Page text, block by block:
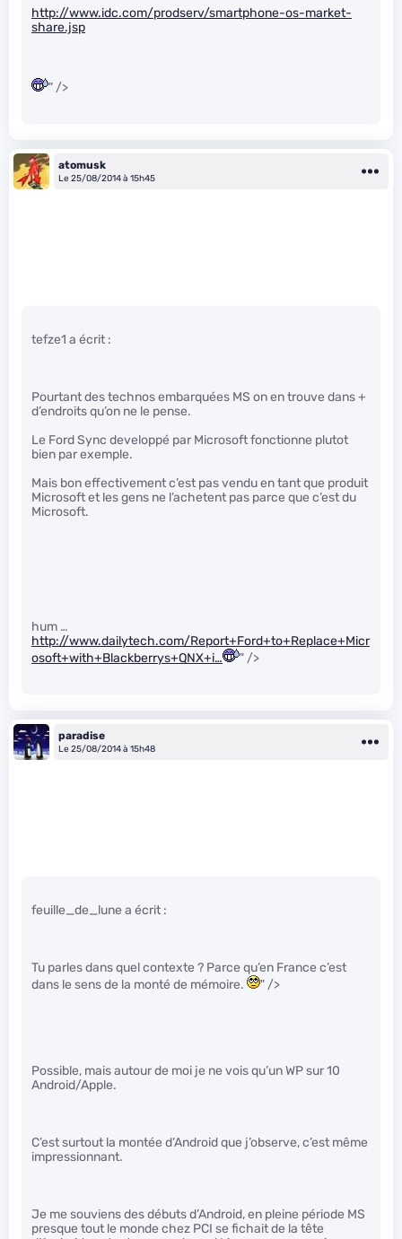
http://www.idc.com/prodserv/smartphone-os-market-
share.jsp
" />
atomusk
Le 25/08/2014 à 15h45
tefze1 a écrit :
Pourtant des technos embarquées MS on en trouve dans +
d’endroits qu’on ne le pense.
Le Ford Sync developpé par Microsoft fonctionne plutot
bien par exemple.
Mais bon effectivement c’est pas vendu en tant que produit
Microsoft et les gens ne l’achetent pas parce que c’est du
Microsoft.
hum …
http://www.dailytech.com/Report+Ford+to+Replace+Micr
osoft+with+Blackberrys+QNX+i…
" />
paradise
Le 25/08/2014 à 15h48
feuille_de_lune a écrit :
Tu parles dans quel contexte ? Parce qu’en France c’est
dans le sens de la monté de mémoire.
" />
Possible, mais autour de moi je ne vois qu’un WP sur 10
Android/Apple.
C’est surtout la montée d’Android que j’observe, c’est même
impressionnant.
Je me souviens des débuts d’Android, en pleine période MS
presque tout le monde chez PCI se fichait de la tête